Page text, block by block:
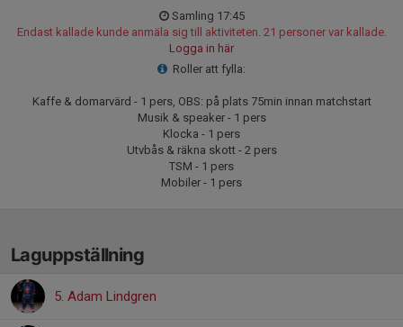
Samling 17:45
Endast kallade kunde anmäla sig till aktiviteten. 21 personer var kallade.
Logga in här
Roller att fylla:
Kaffe & domarvärd - 1 pers, OBS: på plats 75min innan matchstart
Musik & speaker - 1 pers
Klocka - 1 pers
Utvbås & räkna skott - 2 pers
TSM - 1 pers
Mobiler - 1 pers
Laguppställning
5. Adam Lindgren